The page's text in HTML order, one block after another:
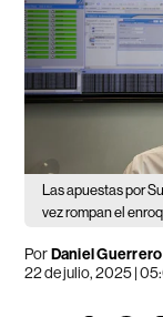
Las apuestas por
vez rompan el
PorDaniel Guerrero
22 de julio, 2025 |